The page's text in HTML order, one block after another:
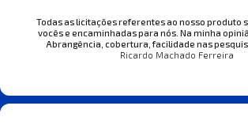
Todas as licitações referentes ao nosso produto
vocês e encaminhadas para nós. Na minha
Abrangência, cobertura, facilidade nas
Ricardo Machado Ferreira